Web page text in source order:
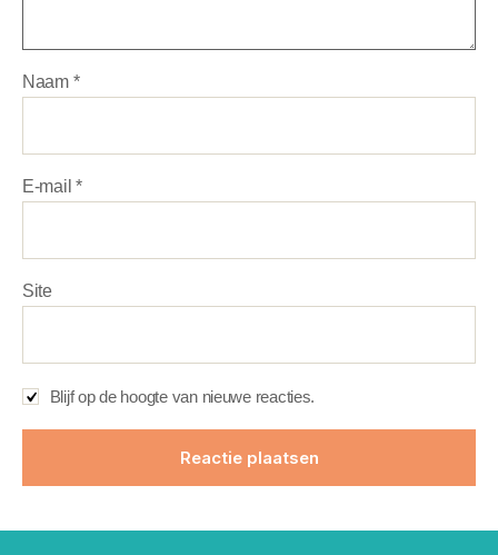
Naam *
E-mail*
Site
Blijf op de hoogte van nieuwe reacties.